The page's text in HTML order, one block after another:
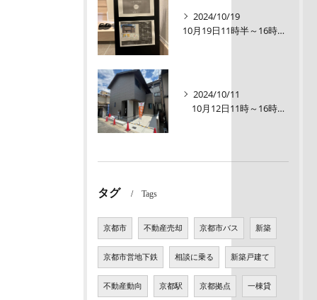
2024/10/19
10月19日11時半～16時00【オープンルーム】伏見区醍醐大構町新築戸建
2024/10/11
10月12日11時～16時【オープンルーム】伏見区醍醐大構町 新築戸建て
タグ Tags
京都市 不動産売却 京都市バス 新築
京都市営地下鉄 相談に乗る 新築戸建て
不動産動向 京都駅 京都拠点 一棟貸